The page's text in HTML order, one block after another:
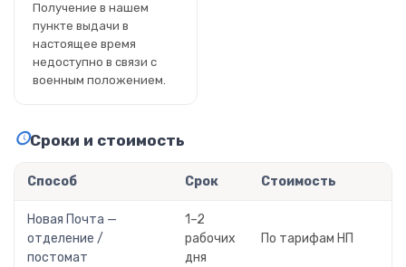
Получение в нашем
пункте выдачи в
настоящее время
недоступно в связи с
военным положением.
Сроки и стоимость
Способ Срок Стоимость
Новая Почта —
отделение /
постомат
1–2
рабочих
дня
По тарифам НП